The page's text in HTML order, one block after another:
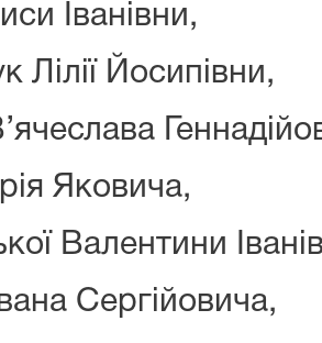
Іванівни,
Лілії Йосипівни,
Яковича,
Валентини
Сергійовича,